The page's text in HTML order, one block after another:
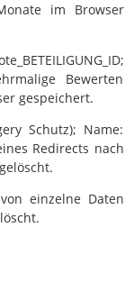
im Browser
Bewerten
gespeichert.
Schutz); Name:
Redirects nach
einzelne Daten